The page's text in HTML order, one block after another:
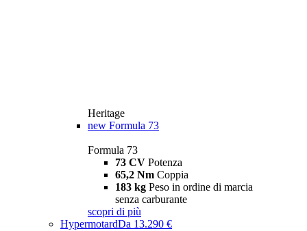
Heritage
new Formula 73
Formula 73
73 CV Potenza
65,2 Nm Coppia
183 kg Peso in ordine di marcia
senza carburante
scopri di più
HypermotardDa 13.290 €